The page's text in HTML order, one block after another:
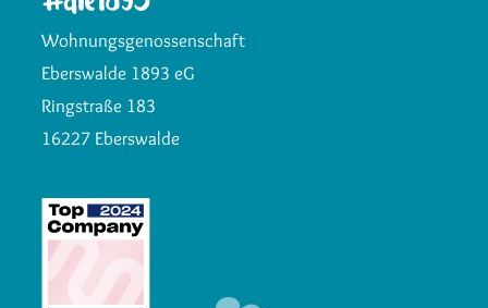
Wohnungsgenossenschaft
Eberswalde 1893 eG
Ringstraße 183
16227 Eberswalde